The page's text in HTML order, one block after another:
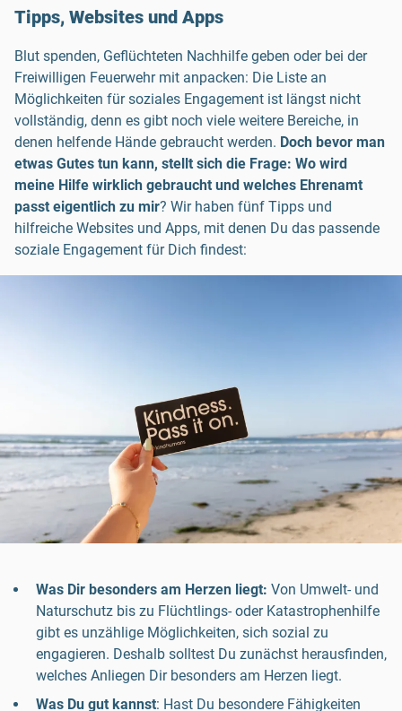
Tipps, Websites und Apps
Blut spenden, Geflüchteten Nachhilfe geben oder bei der
Freiwilligen Feuerwehr mit anpacken: Die Liste an
Möglichkeiten für soziales Engagement ist längst nicht
vollständig, denn es gibt noch viele weitere Bereiche, in
denen helfende Hände gebraucht werden. Doch bevor man
etwas Gutes tun kann, stellt sich die Frage: Wo wird
meine Hilfe wirklich gebraucht und welches Ehrenamt
passt eigentlich zu mir? Wir haben fünf Tipps und
hilfreiche Websites und Apps, mit denen Du das passende
soziale Engagement für Dich findest:
Was Dir besonders am Herzen liegt: Von Umwelt- und
Naturschutz bis zu Flüchtlings- oder Katastrophenhilfe
gibt es unzählige Möglichkeiten, sich sozial zu
engagieren. Deshalb solltest Du zunächst herausfinden,
welches Anliegen Dir besonders am Herzen liegt.
Was Du gut kannst: Hast Du besondere Fähigkeiten